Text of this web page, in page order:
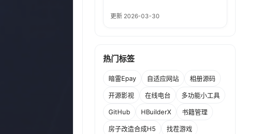
更新 2026-03-30
热门标签
暗雷Epay 自适应网站 相册源码
开源影视 在线电台 多功能小工具
GitHub HBuilderX 书籍管理
房子改造合成H5 找茬游戏